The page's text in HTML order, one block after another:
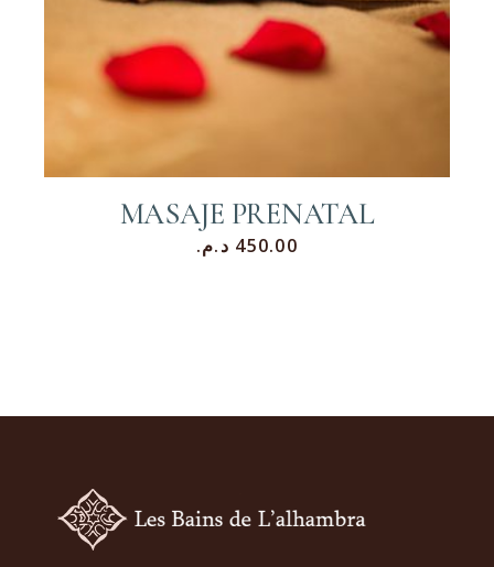
MASAJE PRENATAL
450.00 د.م.